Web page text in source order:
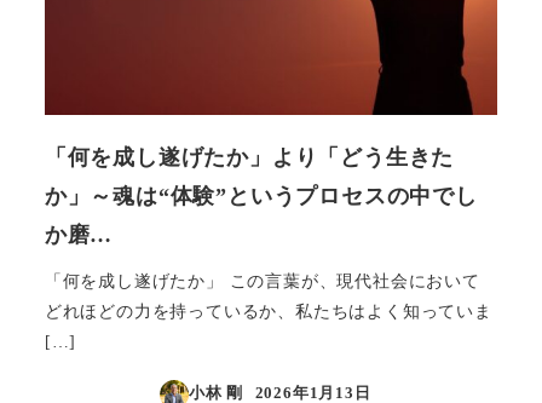
「何を成し遂げたか」より「どう生きた
か」～魂は“体験”というプロセスの中でし
か磨…
「何を成し遂げたか」 この言葉が、現代社会において
どれほどの力を持っているか、私たちはよく知っていま
[…]
小林 剛 2026年1月13日